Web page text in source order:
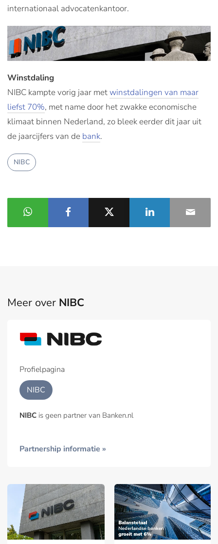
internationaal advocatenkantoor.
Winstdaling
NIBC kampte vorig jaar metwinstdalingen van maar
liefst 70%, met name door het zwakke economische
klimaat binnen Nederland, zo bleek eerder dit jaar uit
de jaarcijfers van de bank.
NIBC
Meer over NIBC
Profielpagina
NIBC
NIBC is geen partner van Banken.nl
Partnership informatie »